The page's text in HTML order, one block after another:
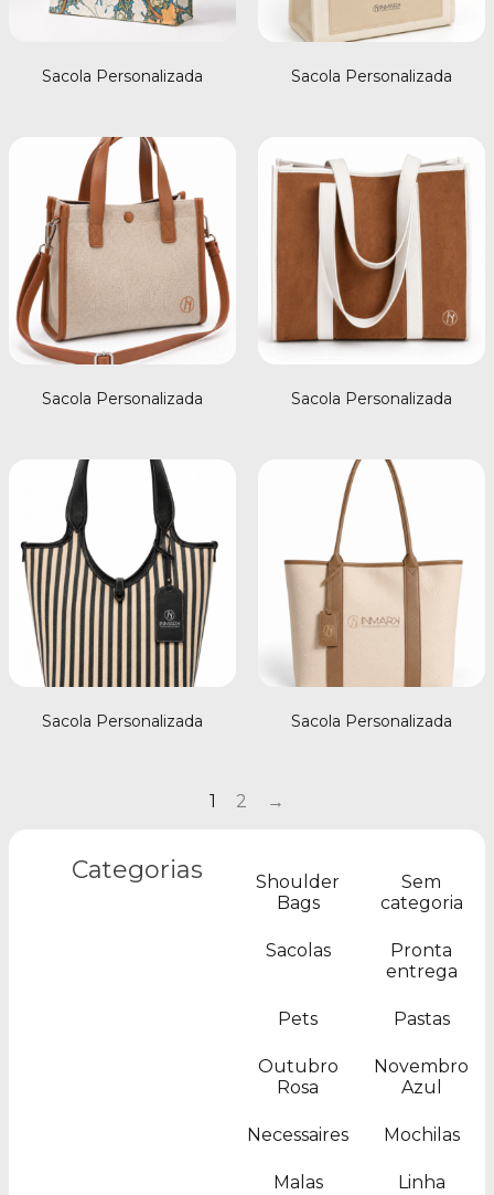
Categorias
Shoulder
Bags
Sem
categoria
Sacolas
Pronta
entrega
Pets Pastas
Outubro
Rosa
Novembro
Azul
Necessaires Mochilas
Malas
Linha
Sacola Personalizada Sacola Personalizada
Sacola Personalizada Sacola Personalizada
Sacola Personalizada Sacola Personalizada
1 2 →